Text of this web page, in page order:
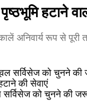
हटाने
अनिवार्य रूप से पूरी
की सेवाएं
सर्विसेज को चुनने की